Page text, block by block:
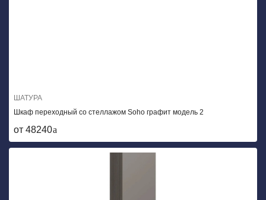
ШАТУРА
Шкаф переходный со стеллажом Soho графит модель 2
от 48240